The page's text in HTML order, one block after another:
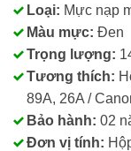
Loại: Mực nạp
Màu mực: Đen
Trọng lượng:
Tương thích:
89A, 26A /
Bảo hành: 02
Đơn vị tính: